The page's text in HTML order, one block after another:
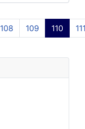
Seite 110 von 129
108 109 110